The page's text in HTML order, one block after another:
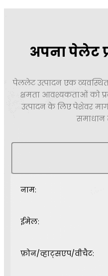
अपना पेलेट
पेललेट उत्पादन एक
क्षमता आवश्यकताओं को
उत्पादन के लिए पेशेवर
समाधान
नाम:
ईमेल:
फ़ोन/व्हाट्सएप/वीचैट: